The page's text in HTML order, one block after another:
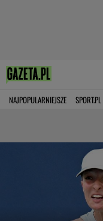
NAJPOPULARNIEJSZE SPORT.PL